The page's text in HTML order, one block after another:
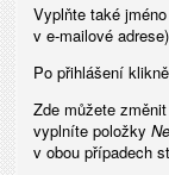
Vyplňte také
v e-mailové
Po přihlášení
Zde můžete
vyplníte položky
v obou případech